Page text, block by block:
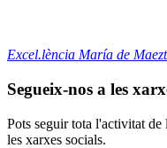
Excel.lència María de
Segueix-nos a les
Pots seguir tota l'activitat de
les xarxes socials.